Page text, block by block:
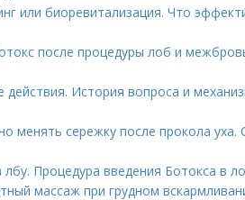
или биоревитализация. Что
после процедуры лоб и
История вопроса и
менять сережку после прокола уха.
Процедура введения Ботокса в
массаж при грудном